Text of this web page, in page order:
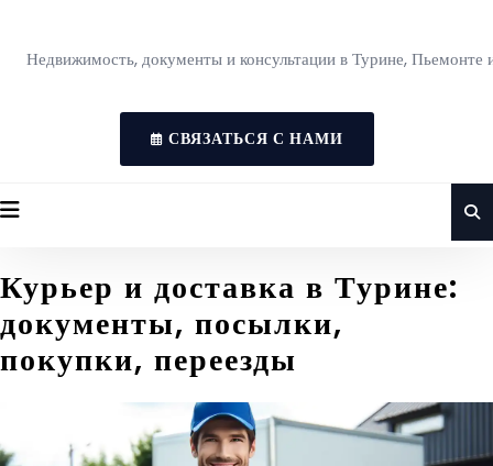
Недвижимость, документы и консультации в Турине, Пьемонте
СВЯЗАТЬСЯ С НАМИ
Курьер и доставка в Турине:
документы, посылки,
покупки, переезды